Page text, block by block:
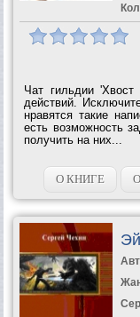
Чат гильдии 'Хвост
действий.
нравятся такие
есть возможность
получить на них...
О КНИГЕ